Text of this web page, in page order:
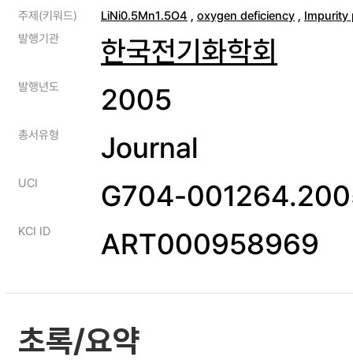
주제(키워드) LiNi0.5Mn1.5O4 , oxygen deficiency , Impurity
발행기관
한국전기화학회
발행년도 2005
총서유형 Journal
UCI G704-
KCI ID ART000958969
초록/요약